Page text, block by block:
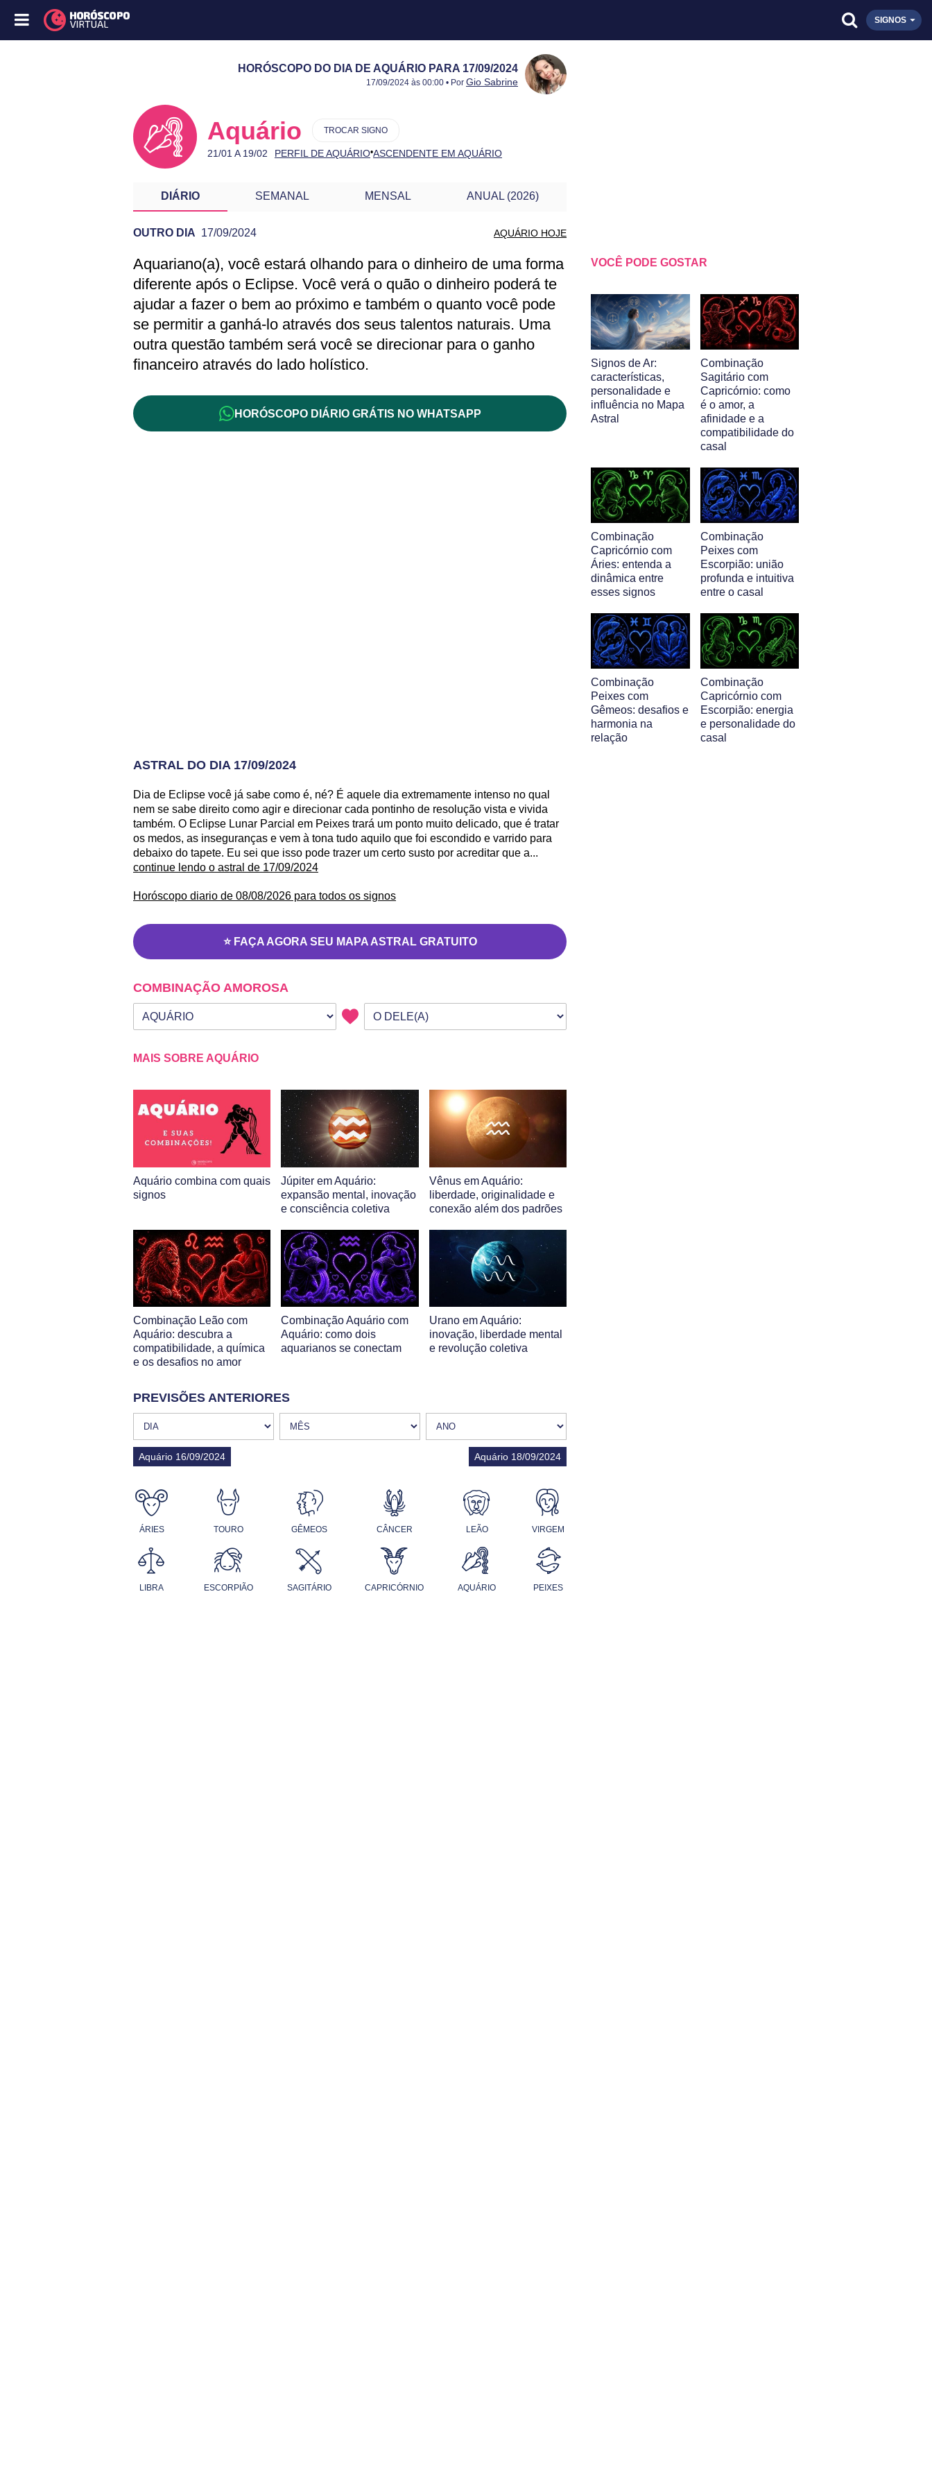
SIGNOS
HORÓSCOPO DO DIA DE AQUÁRIO PARA 17/09/2024
Publicado:
17/09/2024
Atualizado:
17/09/2024
17/09/2024 às 00:00 • Por Gio Sabrine
Aquário
21/01 A 19/02 PERFIL DE AQUÁRIO•ASCENDENTE EM AQUÁRIO
TROCAR SIGNO
DIÁRIO SEMANAL MENSAL ANUAL (2026)
OUTRO DIA 17/09/2024 AQUÁRIO HOJE
PREVISÃO DE AQUÁRIO PARA OUTRO DIA
Aquariano(a), você estará olhando para o dinheiro de uma forma
diferente após o Eclipse. Você verá o quão o dinheiro poderá te
ajudar a fazer o bem ao próximo e também o quanto você pode
se permitir a ganhá-lo através dos seus talentos naturais. Uma
outra questão também será você se direcionar para o ganho
financeiro através do lado holístico.
HORÓSCOPO DIÁRIO GRÁTIS NO WHATSAPP
ASTRAL DO DIA 17/09/2024
Dia de Eclipse você já sabe como é, né? É aquele dia extremamente intenso no qual
nem se sabe direito como agir e direcionar cada pontinho de resolução vista e vivida
também. O Eclipse Lunar Parcial em Peixes trará um ponto muito delicado, que é tratar
os medos, as inseguranças e vem à tona tudo aquilo que foi escondido e varrido para
debaixo do tapete. Eu sei que isso pode trazer um certo susto por acreditar que a...
continue lendo o astral de 17/09/2024
Horóscopo diario de 08/08/2026 para todos os signos
⭐ FAÇA AGORA SEU MAPA ASTRAL GRATUITO
COMBINAÇÃO AMOROSA
Seu signo
Signo da outra pessoa
MAIS SOBRE AQUÁRIO
Aquário combina com quais
signos
Júpiter em Aquário:
expansão mental, inovação
e consciência coletiva
Vênus em Aquário:
liberdade, originalidade e
conexão além dos padrões
Combinação Leão com
Aquário: descubra a
compatibilidade, a química
e os desafios no amor
Combinação Aquário com
Aquário: como dois
aquarianos se conectam
Urano em Aquário:
inovação, liberdade mental
e revolução coletiva
PREVISÕES ANTERIORES
Aquário 16/09/2024 Aquário 18/09/2024
ÁRIES TOURO GÊMEOS CÂNCER LEÃO VIRGEM
LIBRA ESCORPIÃO SAGITÁRIO CAPRICÓRNIO AQUÁRIO PEIXES
VOCÊ PODE GOSTAR
Signos de Ar:
características,
personalidade e
influência no Mapa
Astral
Combinação
Sagitário com
Capricórnio: como
é o amor, a
afinidade e a
compatibilidade do
casal
Combinação
Capricórnio com
Áries: entenda a
dinâmica entre
esses signos
Combinação
Peixes com
Escorpião: união
profunda e intuitiva
entre o casal
Combinação
Peixes com
Gêmeos: desafios e
harmonia na
relação
Combinação
Capricórnio com
Escorpião: energia
e personalidade do
casal